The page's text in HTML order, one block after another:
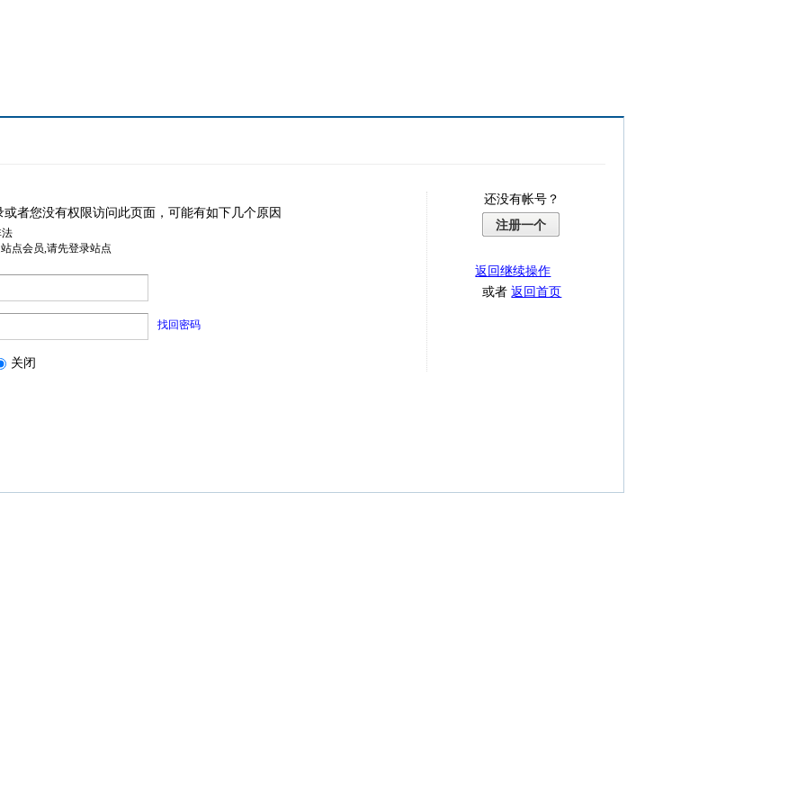
或者您没有权限访问此页面，可能有如下几个原因
点会员,请先登录站点
找回密码
关闭
还没有帐号？
注册一个
返回继续操作
或者返回首页